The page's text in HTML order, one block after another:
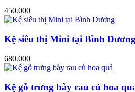
450.000
Kệ siêu thị Mini tại Bình Dương
680.000
Kệ gỗ trưng bày rau củ hoa